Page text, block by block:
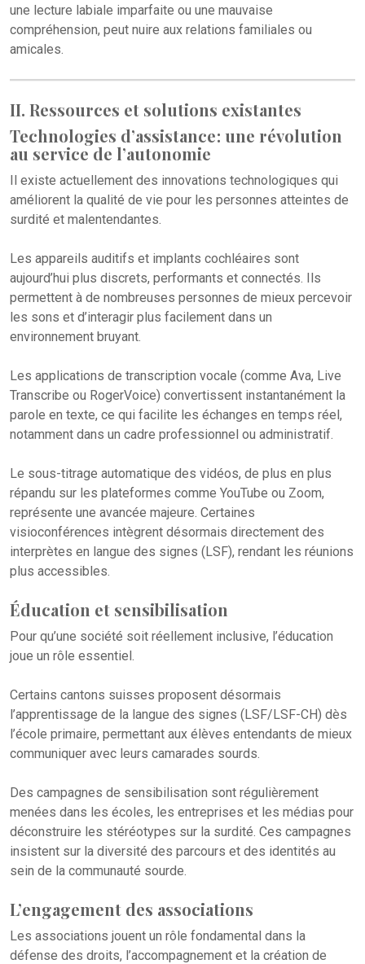
une lecture labiale imparfaite ou une mauvaise
compréhension, peut nuire aux relations familiales ou
amicales.
II. Ressources et solutions existantes
Technologies d’assistance : une révolution
au service de l’autonomie
Il existe actuellement des innovations technologiques qui
améliorent la qualité de vie pour les personnes atteintes de
surdité et malentendantes.
Les appareils auditifs et implants cochléaires sont
aujourd’hui plus discrets, performants et connectés. Ils
permettent à de nombreuses personnes de mieux percevoir
les sons et d’interagir plus facilement dans un
environnement bruyant.
Les applications de transcription vocale (comme Ava, Live
Transcribe ou RogerVoice) convertissent instantanément la
parole en texte, ce qui facilite les échanges en temps réel,
notamment dans un cadre professionnel ou administratif.
Le sous-titrage automatique des vidéos, de plus en plus
répandu sur les plateformes comme YouTube ou Zoom,
représente une avancée majeure. Certaines
visioconférences intègrent désormais directement des
interprètes en langue des signes (LSF), rendant les réunions
plus accessibles.
Éducation et sensibilisation
Pour qu’une société soit réellement inclusive, l’éducation
joue un rôle essentiel.
Certains cantons suisses proposent désormais
l’apprentissage de la langue des signes (LSF/LSF-CH) dès
l’école primaire, permettant aux élèves entendants de mieux
communiquer avec leurs camarades sourds.
Des campagnes de sensibilisation sont régulièrement
menées dans les écoles, les entreprises et les médias pour
déconstruire les stéréotypes sur la surdité. Ces campagnes
insistent sur la diversité des parcours et des identités au
sein de la communauté sourde.
L’engagement des associations
Les associations jouent un rôle fondamental dans la
défense des droits, l’accompagnement et la création de